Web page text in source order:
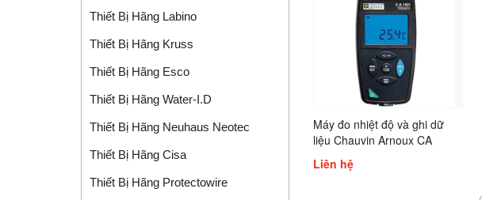
Máy đo nhiệt độ và ghi dữ
liệu Chauvin Arnoux CA
1821, CA 1822, CA 1823
Liên hệ
Thiết Bị Hãng Labino
Thiết Bị Hãng Kruss
Thiết Bị Hãng Esco
Thiết Bị Hãng Water-I.d
Thiết Bị Hãng Neuhaus Neotec
Thiết Bị Hãng Cisa
Thiết Bị Hãng Protectowire